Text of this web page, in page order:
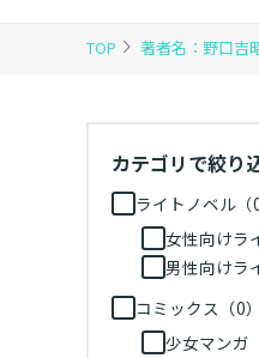
TOP 著者名：野口吉
カテゴリで絞り
ライトノベル（0
女性向けラ
男性向けラ
コミックス（0）
少女マンガ